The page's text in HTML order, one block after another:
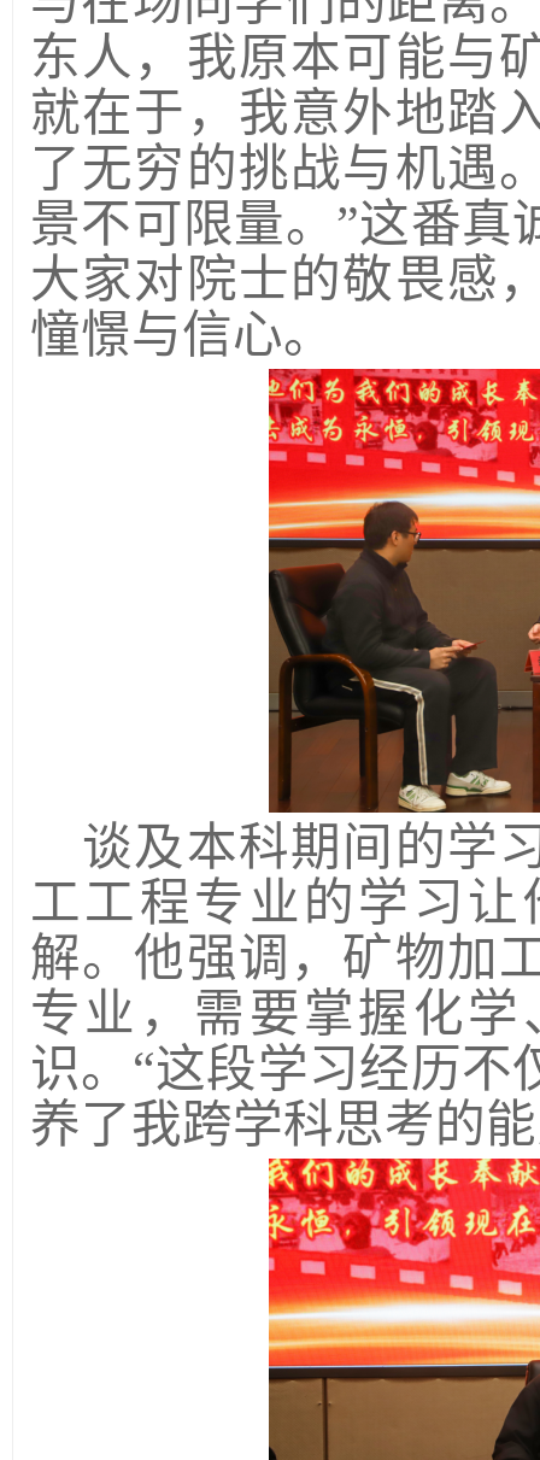
东人，我原本可能与
就在于，我意外地踏
了无穷的挑战与机遇
景不可限量。 ”这番真
大家对院士的敬畏感
憧憬与信心。
谈及本科期间的学
工工程专业的学习
解。他强调，矿物加
专业，需要掌握化
识。 “这段学习经历不
养了我跨学科思考的